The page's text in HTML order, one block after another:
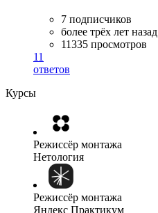
7 подписчиков
более трёх лет назад
11335 просмотров
11
ответов
Курсы
Режиссёр монтажа
Нетология
Режиссёр монтажа
Яндекс Практикум